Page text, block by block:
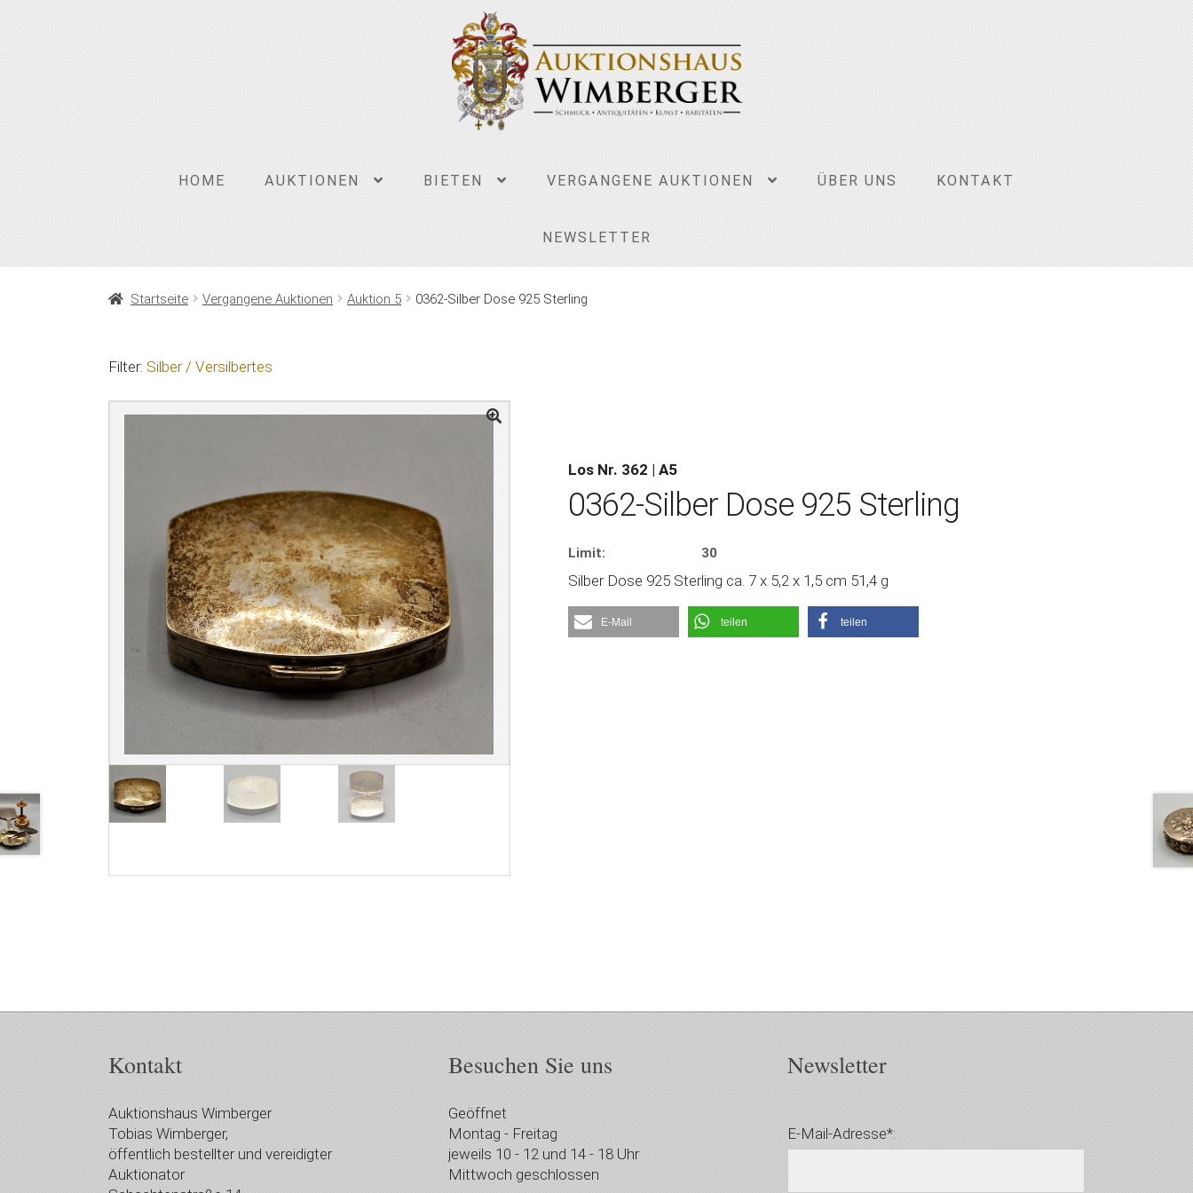
HOME AUKTIONEN BIETEN VERGANGENE AUKTIONEN ÜBER UNS KONTAKT
NEWSLETTER
Startseite Vergangene Auktionen Auktion 5 0362-Silber Dose 925 Sterling
Filter: Silber / Versilbertes
Los Nr. 362 | A5
0362-Silber Dose 925 Sterling
Limit: 30
Silber Dose 925 Sterling ca. 7 x 5,2 x 1,5 cm 51,4 g
E-Mail teilen teilen
Kontakt
Auktionshaus Wimberger
Tobias Wimberger,
öffentlich bestellter und vereidigter
Auktionator
Besuchen Sie uns
Geöffnet
Montag - Freitag
jeweils 10 - 12 und 14 - 18 Uhr
Mittwoch geschlossen
Newsletter
E-Mail-Adresse*: